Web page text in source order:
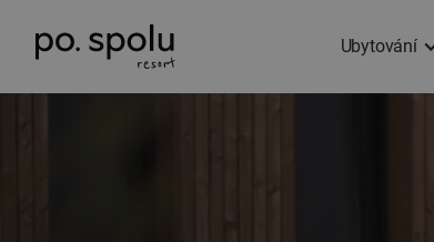
Ubytování